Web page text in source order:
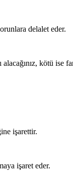
delalet eder.
alacağınız, kötü
işarettir.
işaret eder.